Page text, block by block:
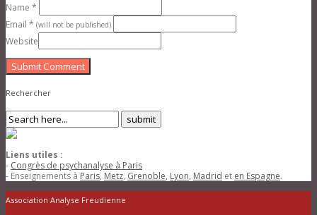
Name *
Email * (will not be published)
Website
Submit Comment
Rechercher
Liens utiles :
- Congrès de psychanalyse à Paris
- Enseignements à Paris, Metz, Grenoble, Lyon, Madrid et en Espagne.
Association Analyse Freudienne